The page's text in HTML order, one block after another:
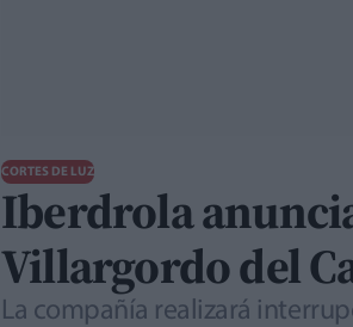
CORTES DE LUZ
Iberdrola
Villargordo del
La compañía realizará